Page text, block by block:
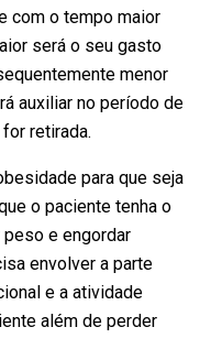
com o tempo maior
será o seu gasto
menor
auxiliar no período de
retirada.
para que seja
o paciente tenha o
e engordar
envolver a parte
e a atividade
além de perder